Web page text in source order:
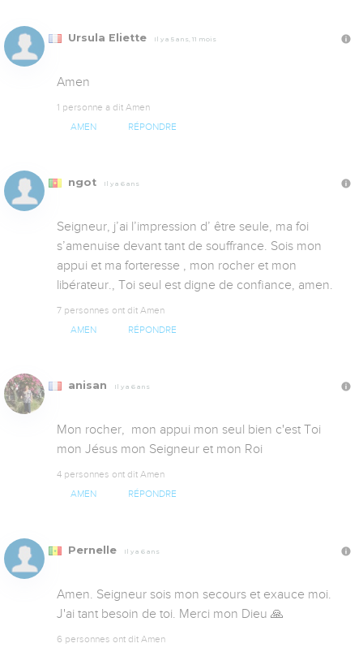
Ursula Eliette Il y a 5 ans, 11 mois
Amen
1 personne a dit Amen
AMEN RÉPONDRE
ngot Il y a 6 ans
Seigneur, j’ai l’impression d’ être seule, ma foi
s’amenuise devant tant de souffrance. Sois mon
appui et ma forteresse , mon rocher et mon
libérateur., Toi seul est digne de confiance, amen.
7 personnes ont dit Amen
AMEN RÉPONDRE
anisan Il y a 6 ans
Mon rocher,  mon appui mon seul bien c'est Toi
mon Jésus mon Seigneur et mon Roi
4 personnes ont dit Amen
AMEN RÉPONDRE
Pernelle Il y a 6 ans
Amen. Seigneur sois mon secours et exauce moi.
J'ai tant besoin de toi. Merci mon Dieu 🙏
6 personnes ont dit Amen